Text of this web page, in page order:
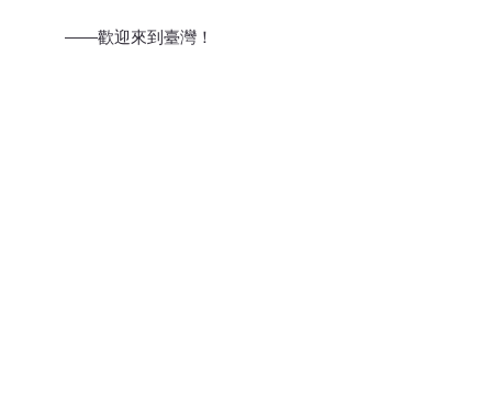
——歡迎來到臺灣！